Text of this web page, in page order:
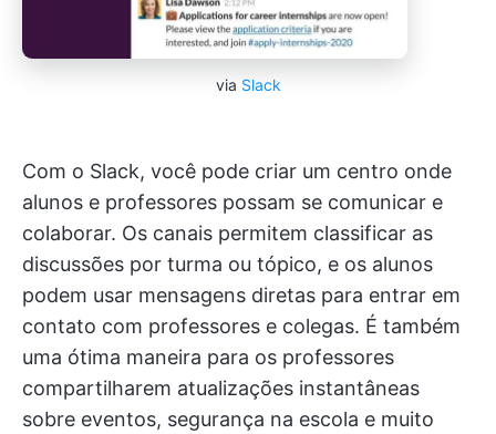
via Slack
Com o Slack, você pode criar um centro onde
alunos e professores possam se comunicar e
colaborar. Os canais permitem classificar as
discussões por turma ou tópico, e os alunos
podem usar mensagens diretas para entrar em
contato com professores e colegas. É também
uma ótima maneira para os professores
compartilharem atualizações instantâneas
sobre eventos, segurança na escola e muito